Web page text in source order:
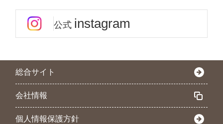
公式 instagram
総合サイト
会社情報
個人情報保護方針